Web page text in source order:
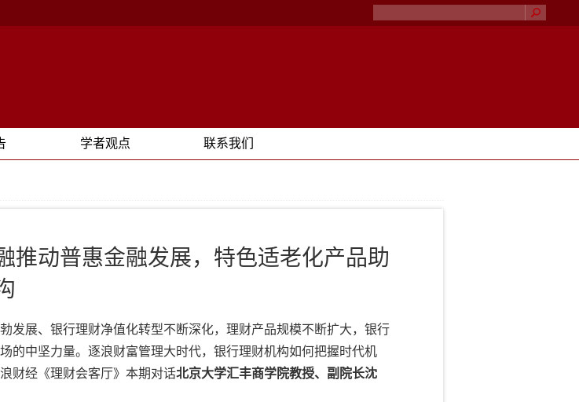
学者观点 联系我们
推动普惠金融发展，特色适老化产品助
发展、银行理财净值化转型不断深化，理财产品规模不断扩大，银行
的中坚力量。逐浪财富管理大时代，银行理财机构如何把握时代机
财经《理财会客厅》本期对话北京大学汇丰商学院教授、副院长沈